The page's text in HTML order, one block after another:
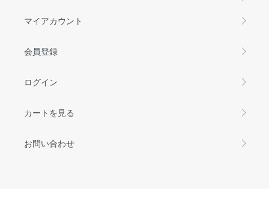
マイアカウント
会員登録
ログイン
カートを見る
お問い合わせ